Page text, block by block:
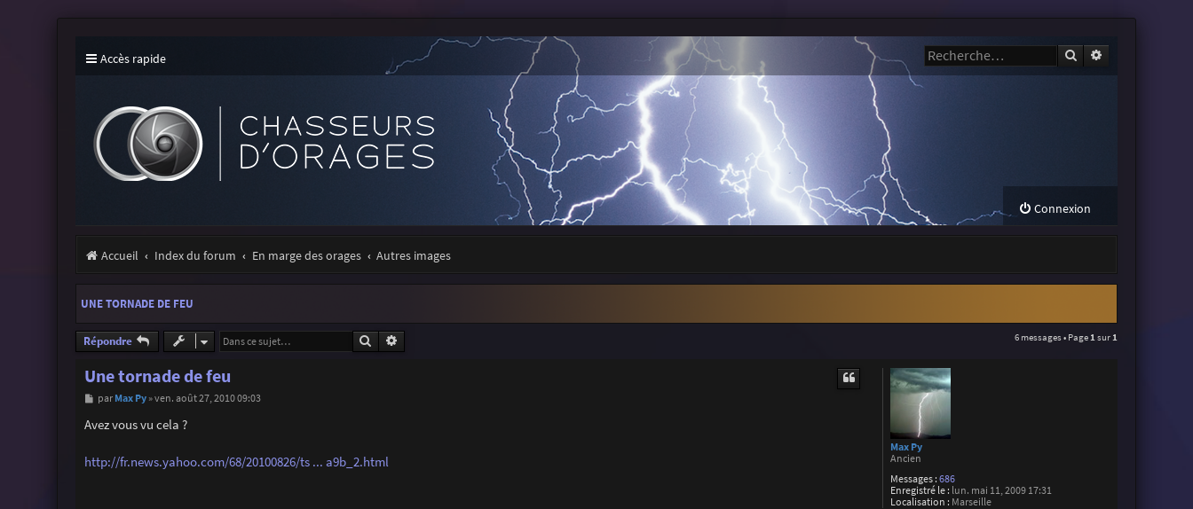
Accès rapide Rechercher
Connexion
Accueil Index du forum En marge des orages Autres images
UNE TORNADE DE FEU
Répondre Rechercher 6 messages • Page 1 sur 1
Max Py
Ancien
Messages : 686
Enregistré le : lun. mai 11, 2009 17:31
Localisation : Marseille
Une tornade de feu
M
s
s
g
e
par Max Py»ven. août 27, 2010 09:03
Avez vous vu cela ?
http://fr.news.yahoo.com/68/20100826/ts ... a9b_2.html